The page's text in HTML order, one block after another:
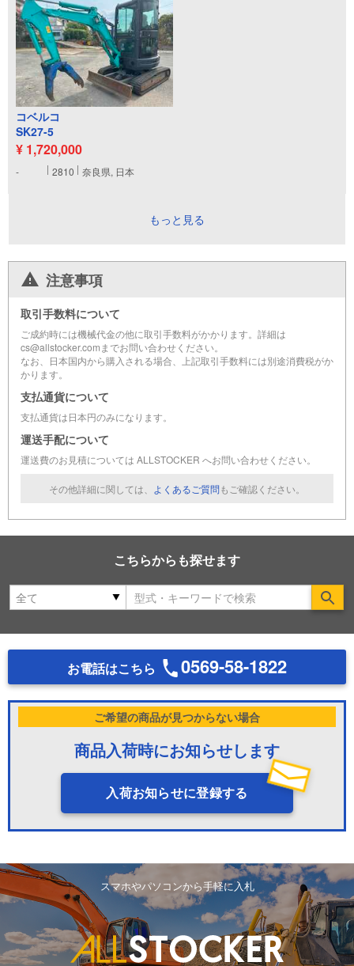
コベルコ
SK27-5
¥ 1,720,000
- 2810 奈良県, 日本
もっと見る
注意事項
取引手数料について
ご成約時には機械代金の他に取引手数料がかかります。詳細は
cs@allstocker.comまでお問い合わせください。
なお、日本国内から購入される場合、上記取引手数料には別途消費税がか
かります。
支払通貨について
支払通貨は日本円のみになります。
運送手配について
運送費のお見積については ALLSTOCKER へお問い合わせください。
その他詳細に関しては、 よくあるご質問もご確認ください。
こちらからも探せます
お電話はこちら 0569-58-1822
ご希望の商品が見つからない場合
商品入荷時にお知らせします
入荷お知らせに登録する
スマホやパソコンから手軽に入札